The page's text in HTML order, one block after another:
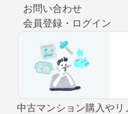
お問い合わせ
会員登録・ログイン
中古マンション購入や